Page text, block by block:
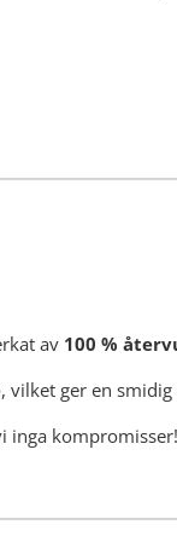
av 100 %
, vilket ger en
inga